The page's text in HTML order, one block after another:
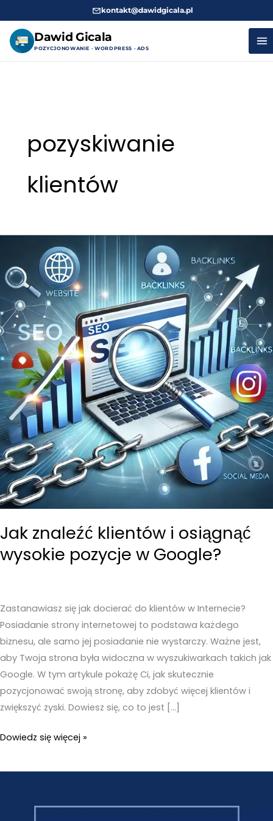
kontakt@dawidgicala.pl
Dawid Gicala
POZYCJONOWANIE · WORDPRESS · ADS
pozyskiwanie
klientów
Jak znaleźć klientów i osiągnąć
wysokie pozycje w Google?
Zastanawiasz się jak docierać do klientów w Internecie?
Posiadanie strony internetowej to podstawa każdego
biznesu, ale samo jej posiadanie nie wystarczy. Ważne jest,
aby Twoja strona była widoczna w wyszukiwarkach takich jak
Google. W tym artykule pokażę Ci, jak skutecznie
pozycjonować swoją stronę, aby zdobyć więcej klientów i
zwiększyć zyski. Dowiesz się, co to jest […]
Jak
klientów
osiągnąć
Dowiedz się więcej »